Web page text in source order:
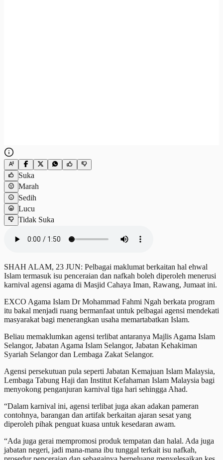
Suka
Marah
Sedih
Lucu
Tidak Suka
SHAH ALAM, 23 JUN: Pelbagai maklumat berkaitan hal ehwal
Islam termasuk isu penceraian dan nafkah boleh diperoleh menerusi
karnival agensi agama di Masjid Cahaya Iman, Rawang, Jumaat ini.
EXCO Agama Islam Dr Mohammad Fahmi Ngah berkata program
itu bakal menjadi ruang bermanfaat untuk pelbagai agensi mendekati
masyarakat bagi menerangkan usaha memartabatkan Islam.
Beliau memaklumkan agensi terlibat antaranya Majlis Agama Islam
Selangor, Jabatan Agama Islam Selangor, Jabatan Kehakiman
Syariah Selangor dan Lembaga Zakat Selangor.
Agensi persekutuan pula seperti Jabatan Kemajuan Islam Malaysia,
Lembaga Tabung Haji dan Institut Kefahaman Islam Malaysia bagi
menyokong penganjuran karnival tiga hari sehingga Ahad.
“Dalam karnival ini, agensi terlibat juga akan adakan pameran
contohnya, barangan dan artifak berkaitan ajaran sesat yang
diperoleh pihak penguat kuasa untuk kesedaran awam.
“Ada juga gerai mempromosi produk tempatan dan halal. Ada juga
jabatan negeri, jadi mana-mana ibu tunggal terkait isu nafkah,